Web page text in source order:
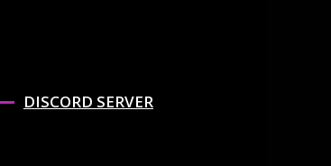
DISCORD SERVER